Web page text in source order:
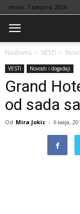
петак, 7 августа, 2026
Naslovna VESTI
VESTI Novosti i događaji
Grand
od sada
Od Mira Jokic - 6 маја,